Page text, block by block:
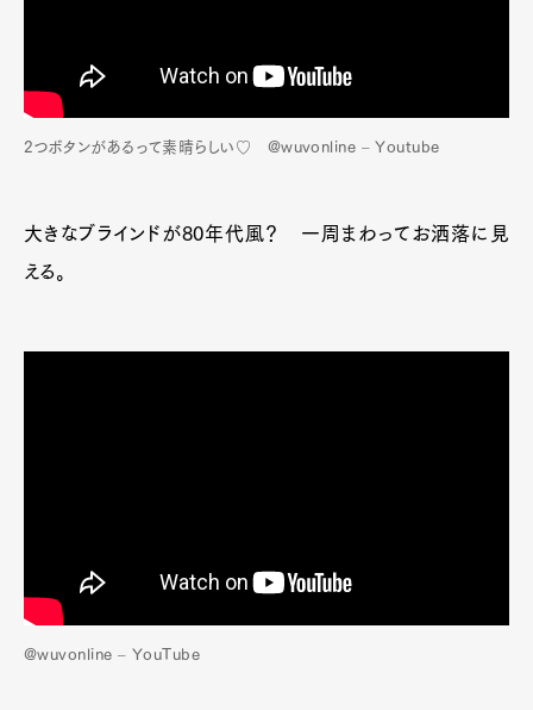
2つボタンがあるって素晴らしい♡ @wuvonline – Youtube
大きなブラインドが80年代風？ 一周まわってお洒落に見
える。
@wuvonline – YouTube